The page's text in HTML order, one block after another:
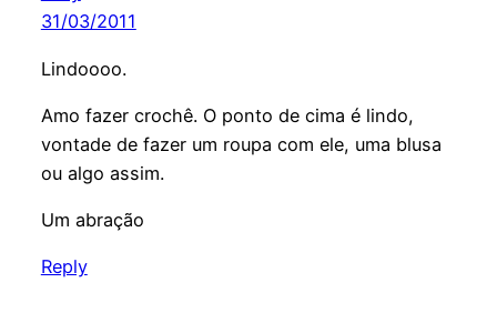
31/03/2011
Lindoooo.
Amo fazer crochê. O ponto de cima é lindo,
vontade de fazer um roupa com ele, uma blusa
ou algo assim.
Um abração
Reply